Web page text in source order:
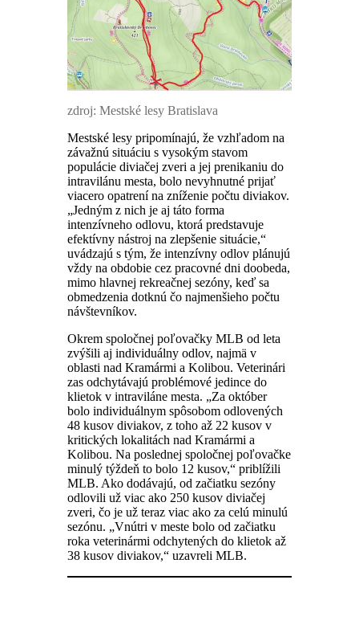
zdroj: Mestské lesy Bratislava
Mestské lesy pripomínajú, že vzhľadom na
závažnú situáciu s vysokým stavom
populácie diviačej zveri a jej prenikaniu do
intravilánu mesta, bolo nevyhnutné prijať
viacero opatrení na zníženie počtu diviakov.
„Jedným z nich je aj táto forma
intenzívneho odlovu, ktorá predstavuje
efektívny nástroj na zlepšenie situácie,“
uvádzajú s tým, že intenzívny odlov plánujú
vždy na obdobie cez pracovné dni doobeda,
mimo hlavnej rekreačnej sezóny, keď sa
obmedzenia dotknú čo najmenšieho počtu
návštevníkov.
Okrem spoločnej poľovačky MLB od leta
zvýšili aj individuálny odlov, najmä v
oblasti nad Kramármi a Kolibou. Veterinári
zas odchytávajú problémové jedince do
klietok v intraviláne mesta. „Za október
bolo individuálnym spôsobom odlovených
48 kusov diviakov, z toho až 22 kusov v
kritických lokalitách nad Kramármi a
Kolibou. Na poslednej spoločnej poľovačke
minulý týždeň to bolo 12 kusov,“ priblížili
MLB. Ako dodávajú, od začiatku sezóny
odlovili už viac ako 250 kusov diviačej
zveri, čo je už teraz viac ako za celú minulú
sezónu. „Vnútri v meste bolo od začiatku
roka veterinármi odchytených do klietok až
38 kusov diviakov,“ uzavreli MLB.